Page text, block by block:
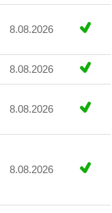
8.08.2026
8.08.2026
8.08.2026
8.08.2026